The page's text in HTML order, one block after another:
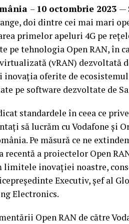
– 10 octombrie 2023 —
doi dintre cei mai mari
primelor apeluri 4G pe
pe tehnologia Open RAN,
(vRAN) dezvoltată
oferite de
pe software dezvoltate de
standardele în ceea ce
să lucrăm cu Vodafone și
Pe măsură ce ne
recentă a proiectelor Open
limitele inovației noastre,
Executiv, șef al
Electronics.
Open RAN de către